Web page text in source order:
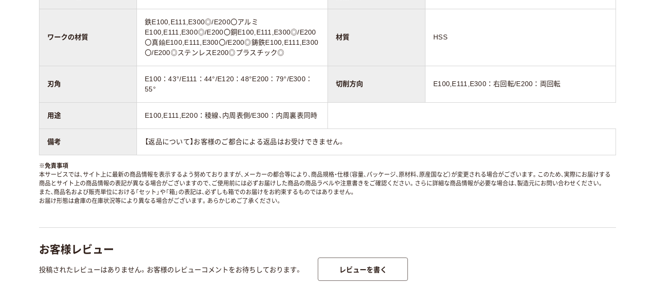
ワークの材質
鉄E100,E111,E300◎/E200〇アルミ
E100,E111,E300◎/E200〇銅E100,E111,E300◎/E200
〇真鍮E100,E111,E300〇/E200◎鋳鉄E100,E111,E300
〇/E200◎ステンレスE200◎プラスチック◎
材質 HSS
刃角
E100：43°/E111：44°/E120：48°E200：79°/E300：
55°
切削方向 E100,E111,E300：右回転/E200：両回転
用途 E100,E111,E200：稜線、内周表側/E300：内周裏表同時
備考 【返品について】お客様のご都合による返品はお受けできません。
※免責事項
本サービスでは、サイト上に最新の商品情報を表示するよう努めておりますが、メーカーの都合等により、商品規格・仕様（容量、パッケージ、原材料、原産国など）が変更される場合がございます。このため、実際にお届けする
商品とサイト上の商品情報の表記が異なる場合がございますので、ご使用前には必ずお届けした商品の商品ラベルや注意書きをご確認ください。さらに詳細な商品情報が必要な場合は、製造元にお問い合わせください。
また、商品名および販売単位における「セット」や「箱」の表記は、必ずしも箱でのお届けをお約束するものではありません。
お届け形態は倉庫の在庫状況等により異なる場合がございます。あらかじめご了承ください。
お客様レビュー
投稿されたレビューはありません。お客様のレビューコメントをお待ちしております。 レビューを書く